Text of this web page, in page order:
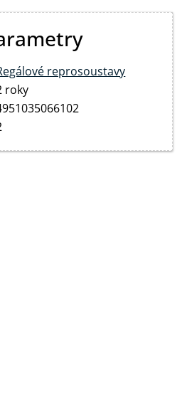
reprosoustavy
roky